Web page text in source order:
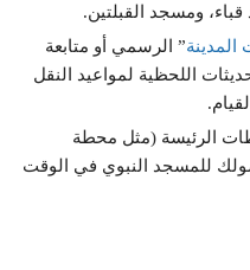
ومسجد القبلتين.
المدينة” الرسمي أو متابعة
اللحظية لمواعيد النقل
الرئيسة (مثل محطة
للمسجد النبوي في الوقت